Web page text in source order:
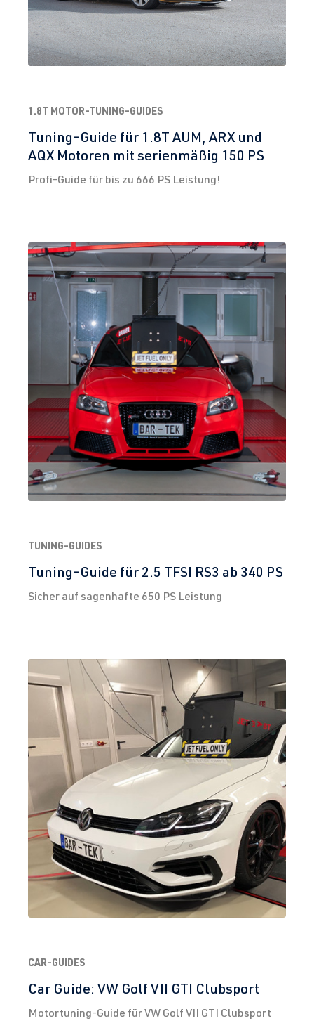
1.8T MOTOR-TUNING-GUIDES
Tuning-Guide für 1.8T AUM, ARX und
AQX Motoren mit serienmäßig 150 PS
Profi-Guide für bis zu 666 PS Leistung!
TUNING-GUIDES
Tuning-Guide für 2.5 TFSI RS3 ab 340 PS
Sicher auf sagenhafte 650 PS Leistung
CAR-GUIDES
Car Guide: VW Golf VII GTI Clubsport
Motortuning-Guide für VW Golf VII GTI Clubsport